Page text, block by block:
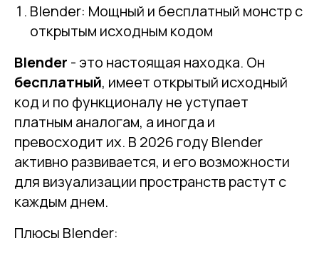
Blender: Мощный и бесплатный монстр с
открытым исходным кодом
Blender - это настоящая находка. Он
бесплатный, имеет открытый исходный
код и по функционалу не уступает
платным аналогам, а иногда и
превосходит их. В 2026 году Blender
активно развивается, и его возможности
для визуализации пространств растут с
каждым днем.
Плюсы Blender: